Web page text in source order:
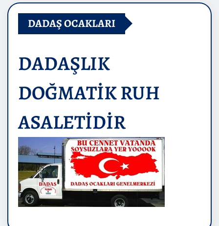
DADAŞ OCAKLARI
DADAŞLIK
DOĞMATİK RUH
ASALETİDİR